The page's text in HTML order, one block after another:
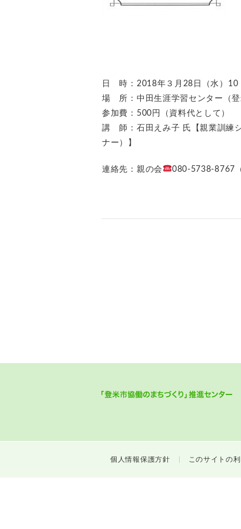
日 時：2018年３月28日（水）10
場 所：中田生涯学習センター（登
参加費：500円（資料代として）
講 師：石田えみ子 氏【親業訓練
ナー）】
連絡先：親の会 080‐5738‐8767
個人情報保護方針 このサイトの